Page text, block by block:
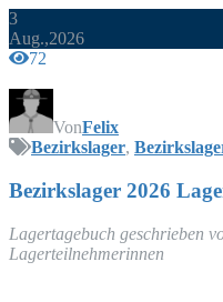
3
Aug.,2026
72
VonFelix
Bezirkslager,
Bezirks­la­ger 2026
Lager­ta­ge­buch geschrie­ben
Lagerteilnehmerinnen